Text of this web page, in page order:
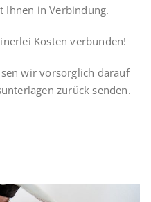
Ihnen in Verbindung.
Kosten verbunden!
wir vorsorglich darauf
zurück senden.